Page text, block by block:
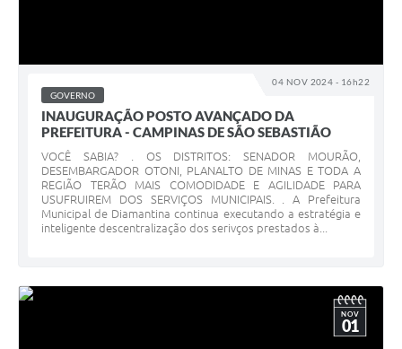
04 NOV 2024 - 16h22
GOVERNO
INAUGURAÇÃO POSTO AVANÇADO DA
PREFEITURA - CAMPINAS DE SÃO SEBASTIÃO
VOCÊ SABIA? . OS DISTRITOS: SENADOR MOURÃO,
DESEMBARGADOR OTONI, PLANALTO DE MINAS E TODA A
REGIÃO TERÃO MAIS COMODIDADE E AGILIDADE PARA
USUFRUIREM DOS SERVIÇOS MUNICIPAIS. . A Prefeitura
Municipal de Diamantina continua executando a estratégia e
inteligente descentralização dos serivços prestados à...
NOV
01